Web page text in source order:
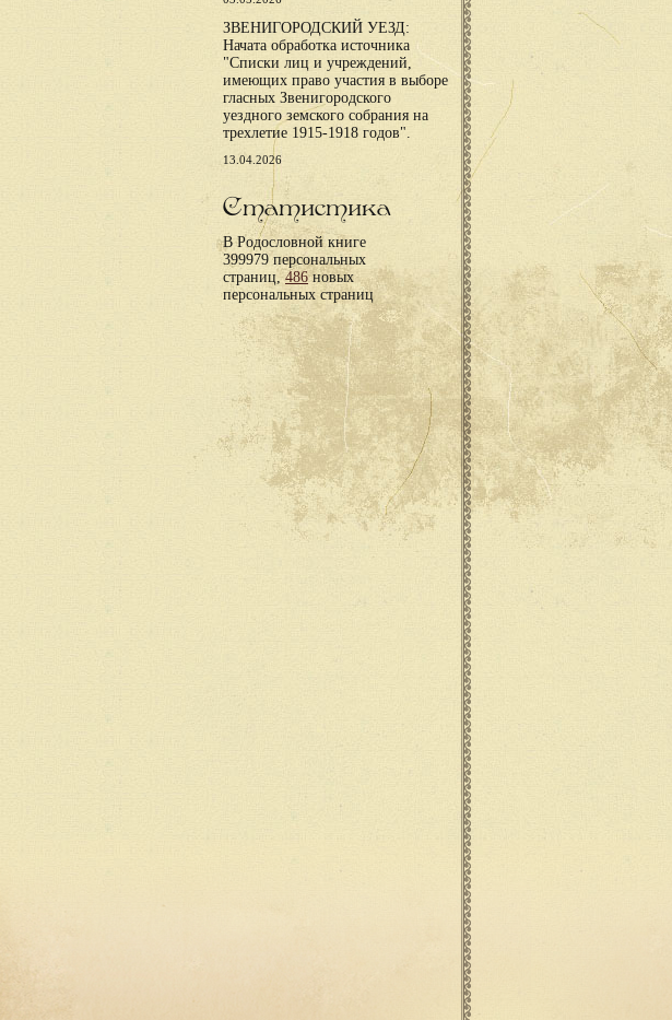
ЗВЕНИГОРОДСКИЙ УЕЗД:
Начата обработка источника
"Списки лиц и учреждений,
имеющих право участия в выборе
гласных Звенигородского
уездного земского собрания на
трехлетие 1915-1918 годов".
13.04.2026
Статистика
В Родословной книге
399979 персональных
страниц,486новых
персональных страниц